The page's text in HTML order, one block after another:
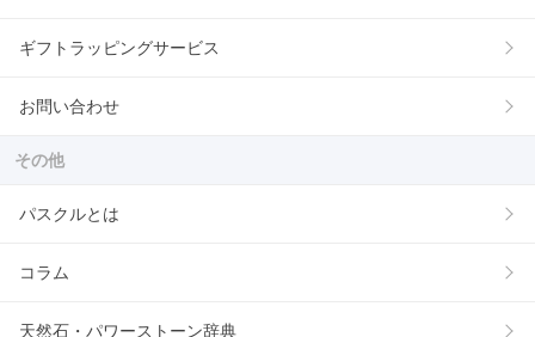
ギフトラッピングサービス
お問い合わせ
その他
パスクルとは
コラム
天然石・パワーストーン辞典